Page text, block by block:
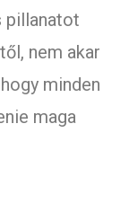
pillanatot
nem akar
minden
maga